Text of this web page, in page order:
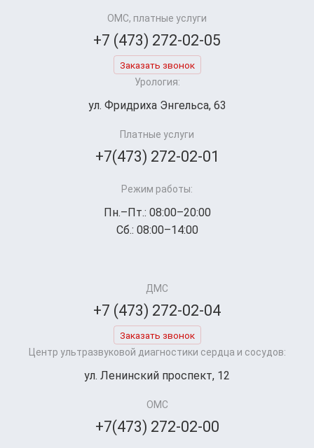
ОМС, платные услуги
+7 (473) 272-02-05
Заказать звонок
Урология:
ул. Фридриха Энгельса, 63
Платные услуги
+7(473) 272-02-01
Режим работы:
Пн.–Пт.: 08:00–20:00
Сб.: 08:00–14:00
ДМС
+7 (473) 272-02-04
Заказать звонок
Центр ультразвуковой диагностики сердца и сосудов:
ул. Ленинский проспект, 12
ОМС
+7(473) 272-02-00